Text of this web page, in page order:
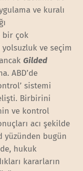
ve kuralı
bir çok
ve seçim
Gilded
ABD’de
sistemi
Birbirini
ve kontrol
acı şekilde
yüzünden bugün
hukuk
kararların